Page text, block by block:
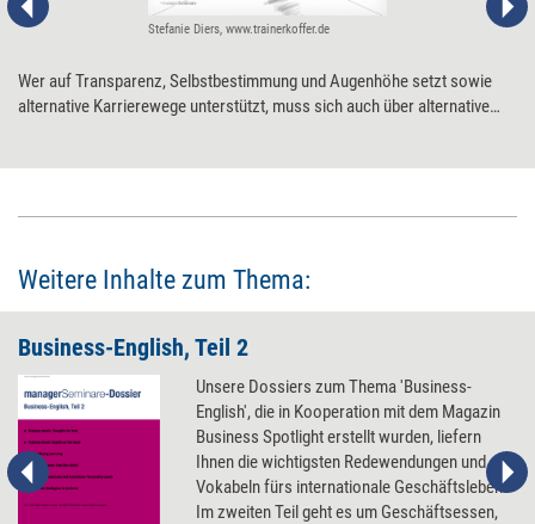
Stefanie Diers, www.trainerkoffer.de
Wer auf Transparenz, Selbstbestimmung und Augenhöhe setzt sowie
alternative Karrierewege unterstützt, muss sich auch über alternative
Weitere Inhalte zum Thema:
Business-English, Teil 2
Unsere Dossiers zum Thema 'Business-
English', die in Kooperation mit dem Magazin
Business Spotlight erstellt wurden, liefern
Ihnen die wichtigsten Redewendungen und
Vokabeln fürs internationale Geschäftsleben.
Im zweiten Teil geht es um Geschäftsessen,